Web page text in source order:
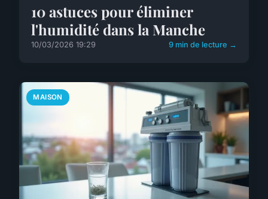
10 astuces pour éliminer
l'humidité dans la Manche
10/03/2026 19:29 9 min de lecture →
MAISON